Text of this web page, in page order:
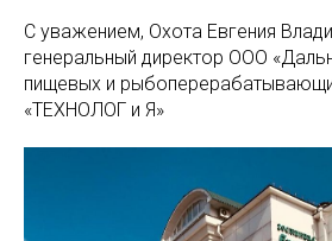
С уважением, Охота Евгения
генеральный директор ООО
пищевых и
«ТЕХНОЛОГ и Я»